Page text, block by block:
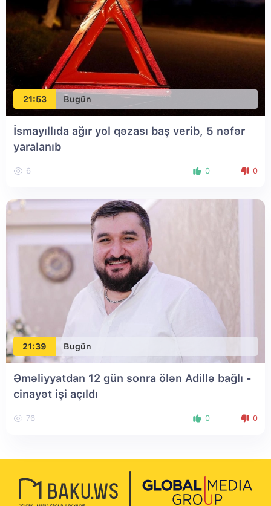
21:53 Bugün
İsmayıllıda ağır yol qəzası baş verib, 5 nəfər
yaralanıb
6 0 0
21:39 Bugün
Əməliyyatdan 12 gün sonra ölən Adillə bağlı -
cinayət işi açıldı
76 0 0